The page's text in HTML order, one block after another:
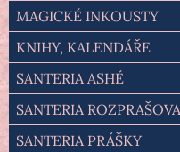
MAGICKÉ INKOUSTY
KNIHY, KALENDÁŘE
SANTERIA ASHÉ
SANTERIA
SANTERIA PRÁŠKY